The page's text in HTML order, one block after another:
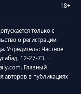
18+
только с
о регистрации
Учредитель: Частное
12-27-73, г.
Главный
авторов в публикациях